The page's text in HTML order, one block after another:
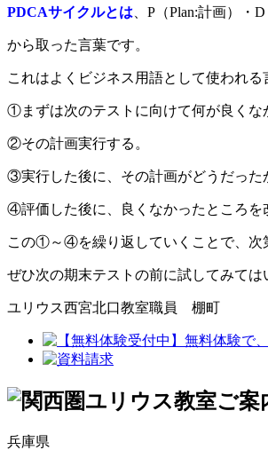
PDCAサイクルとは 、P（Plan:計画）
から取った言葉です。
これはよくビジネス用語として使われ
①まずは次のテストに向けて何が良くな
②その計画実行する。
③実行した後に、その計画がどうだった
④評価した後に、良くなかったところを
この①～④を繰り返していくことで、次
ぜひ次の期末テストの前に試してみては
ユリウス西宮北口教室職員 棚町
兵庫県